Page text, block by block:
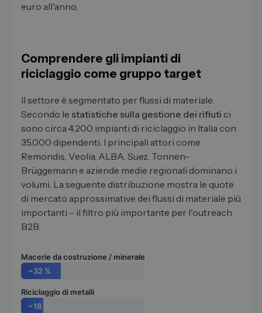
euro all'anno.
Comprendere gli impianti di
riciclaggio come gruppo target
Il settore è segmentato per flussi di materiale.
Secondo le statistiche sulla gestione dei rifiuti ci
sono circa 4.200 impianti di riciclaggio in Italia con
35.000 dipendenti. I principali attori come
Remondis, Veolia, ALBA, Suez, Tonnen-
Brüggemann e aziende medie regionali dominano i
volumi. La seguente distribuzione mostra le quote
di mercato approssimative dei flussi di materiale più
importanti – il filtro più importante per l'outreach
B2B.
Macerie da costruzione / minerale
~32 %
Riciclaggio di metalli
~18 %